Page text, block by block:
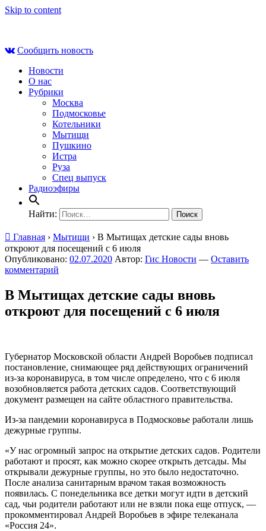
Skip to content
Сообщить новость
Новости
О нас
Рубрики
Москва
Подмосковье
Котельники
Мытищи
Пушкино
Истра
Руза
Спец выпуск
Радиоэфиры
Найти:
Главная › Мытищи › В Мытищах детские сады вновь
откроют для посещений с 6 июля
Опубликовано: 02.07.2020 Автор: Гис Новости — Оставить
комментарий
В Мытищах детские сады вновь
откроют для посещений с 6 июля
Губернатор Московской области Андрей Воробьев подписал
постановление, снимающее ряд действующих ограничений
из-за коронавируса, в том числе определено, что с 6 июля
возобновляется работа детских садов. Соответствующий
документ размещен на сайте областного правительства.
Из-за пандемии коронавируса в Подмосковье работали лишь
дежурные группы.
«У нас огромный запрос на открытие детских садов. Родители
работают и просят, как можно скорее открыть детсады. Мы
открывали дежурные группы, но это было недостаточно.
После анализа санитарным врачом такая возможность
появилась. С понедельника все детки могут идти в детский
сад, чьи родители работают или не взяли пока еще отпуск, —
прокомментировал Андрей Воробьев в эфире телеканала
«Россия 24».